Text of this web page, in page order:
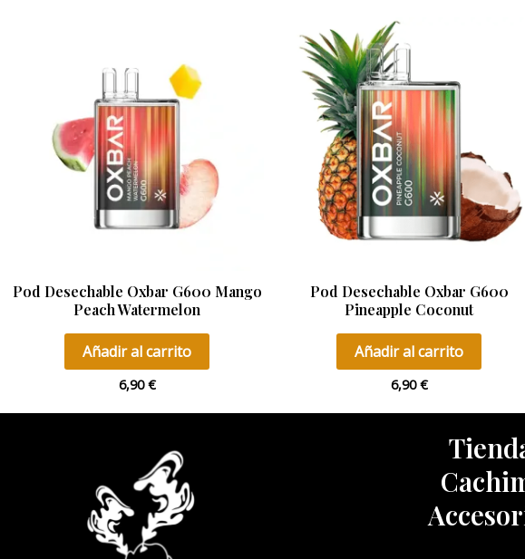
Pod Desechable Oxbar G600 Mango
Peach Watermelon
Añadir al carrito
6,90€
Pod Desechable Oxbar G600
Pineapple Coconut
Añadir al carrito
6,90€